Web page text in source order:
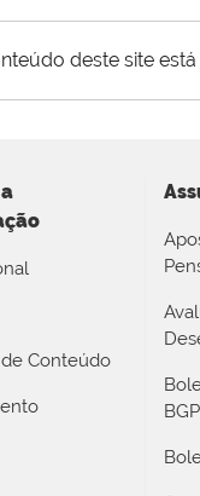
deste site
Conteúdo
BGP